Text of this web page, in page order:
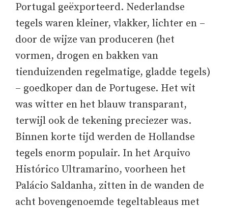
Portugal geëxporteerd. Nederlandse
tegels waren kleiner, vlakker, lichter en –
door de wijze van produceren (het
vormen, drogen en bakken van
tienduizenden regelmatige, gladde tegels)
– goedkoper dan de Portugese. Het wit
was witter en het blauw transparant,
terwijl ook de tekening preciezer was.
Binnen korte tijd werden de Hollandse
tegels enorm populair. In het Arquivo
Histórico Ultramarino, voorheen het
Palácio Saldanha, zitten in de wanden de
acht bovengenoemde tegeltableaus met